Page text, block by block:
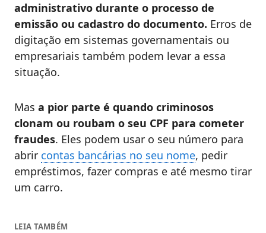
administrativo durante o processo de
emissão ou cadastro do documento. Erros de
digitação em sistemas governamentais ou
empresariais também podem levar a essa
situação.
Mas a pior parte é quando criminosos
clonam ou roubam o seu CPF para cometer
fraudes. Eles podem usar o seu número para
abrir contas bancárias no seu nome, pedir
empréstimos, fazer compras e até mesmo tirar
um carro.
LEIA TAMBÉM